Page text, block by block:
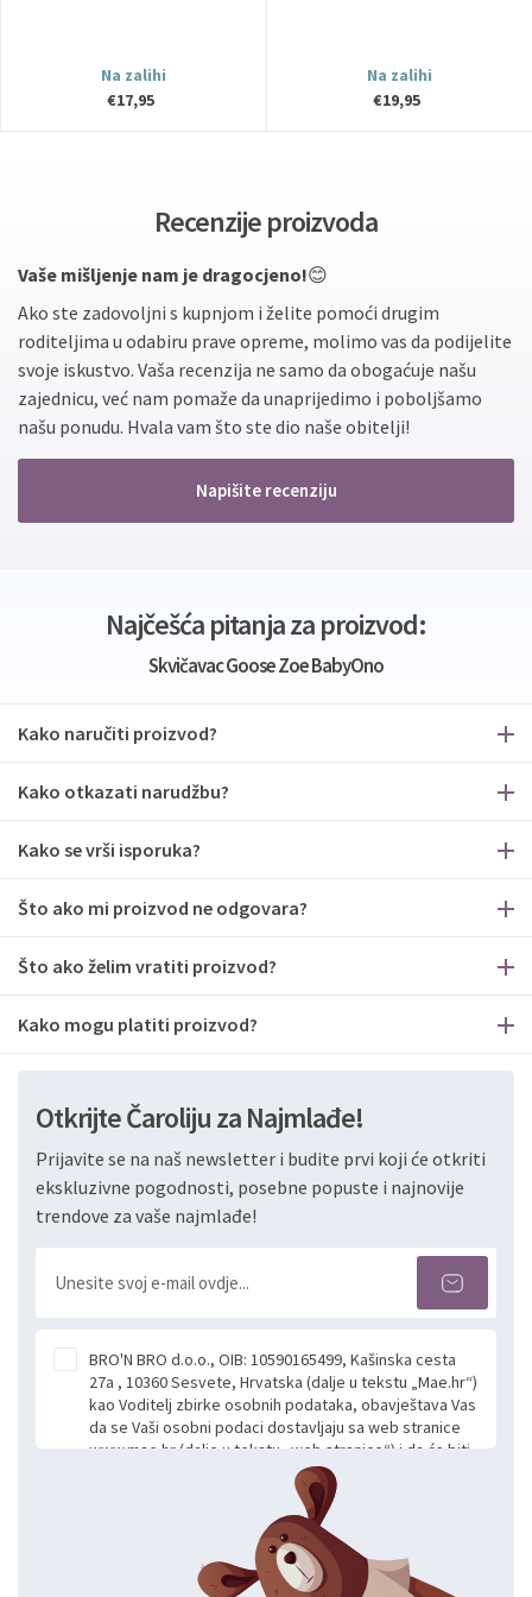
Na zalihi
€17,95
Na zalihi
€19,95
Recenzije proizvoda
Vaše mišljenje nam je dragocjeno!😊
Ako ste zadovoljni s kupnjom i želite pomoći drugim
roditeljima u odabiru prave opreme, molimo vas da podijelite
svoje iskustvo. Vaša recenzija ne samo da obogaćuje našu
zajednicu, već nam pomaže da unaprijedimo i poboljšamo
našu ponudu. Hvala vam što ste dio naše obitelji!
Napišite recenziju
Najčešća pitanja za proizvod:
Skvičavac Goose Zoe BabyOno
Kako naručiti proizvod?
Kako otkazati narudžbu?
Kako se vrši isporuka?
Što ako mi proizvod ne odgovara?
Što ako želim vratiti proizvod?
Kako mogu platiti proizvod?
Otkrijte Čaroliju za Najmlađe!
Prijavite se na naš newsletter i budite prvi koji će otkriti
ekskluzivne pogodnosti, posebne popuste i najnovije
trendove za vaše najmlađe!
BRO'N BRO d.o.o., OIB: 10590165499, Kašinska cesta
27a , 10360 Sesvete, Hrvatska (dalje u tekstu „Mae.hr“)
kao Voditelj zbirke osobnih podataka, obavještava Vas
da se Vaši osobni podaci dostavljaju sa web stranice
www.mae.hr (dalje u tekstu „web stranice“) i da će biti
obrađeni. Prihvaćanjem ove Izjave smatra se da
slobodno i izričito dajete privolu za prikupljanje i daljnju
obradu Vaših osobnih podataka koje ustupate Mae.hr
putem ovih web stranica u svrhu odgovora i daljnje
komunikacije na Vaš upit poslan kroz kontakt obrazac.
Radi se o dobrovoljnom davanju podataka te ovu